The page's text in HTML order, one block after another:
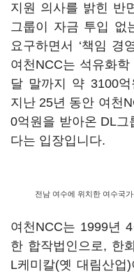
지원 의사를 밝힌 반
그룹이 자금 투입 없
요구하면서 ‘책임 경
여천NCC는 석유화
달 말까지 약 3100
지난 25년 동안 여천
0억원을 받아온 DL
다는 입장입니다.
전남 여수에 위치한 여수국
여천NCC는 1999년
한 합작법인으로, 한
L케미칼(옛 대림산